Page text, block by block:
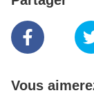
Vous